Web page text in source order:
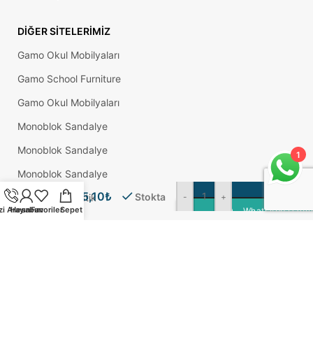
DIĞER SITELERIMIZ
Gamo Okul Mobilyaları
Gamo School Furniture
Gamo Okul Mobilyaları
Monoblok Sandalye
Monoblok Sandalye
Monoblok Sandalye
Adem Koç Plastik
Arayın
HesabımFavorilerSepet
Tablalı
Ayarlı
Ayak
15 Cm
35,10₺ Stokta - +
WhatsApp
1